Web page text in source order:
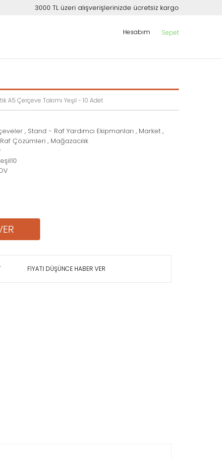
3000 TL üzeri alışverişlerinizde ücretsiz kargo
Hesabım Sepet
A5 Çerçeve Takımı Yeşil - 10 Adet
, Stand - Raf Yardımcı Ekipmanları , Market ,
Çözümleri , Mağazacılık
FİYATI DÜŞÜNCE HABER VER